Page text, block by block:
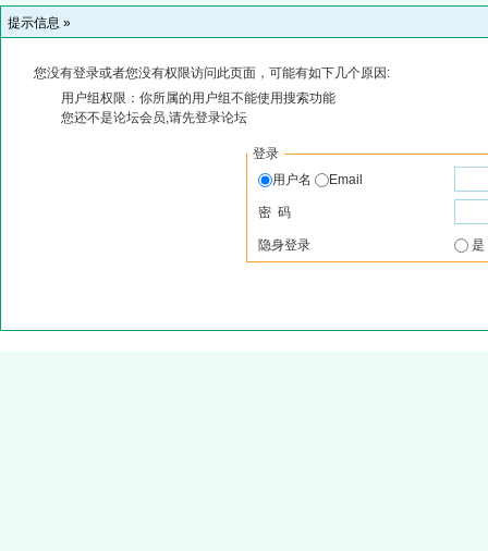
提示信息 »
您没有登录或者您没有权限访问此页面，可能有如下几个原因:
用户组权限：你所属的用户组不能使用搜索功能
您还不是论坛会员,请先登录论坛
登录
用户名
Email
密 码
隐身登录